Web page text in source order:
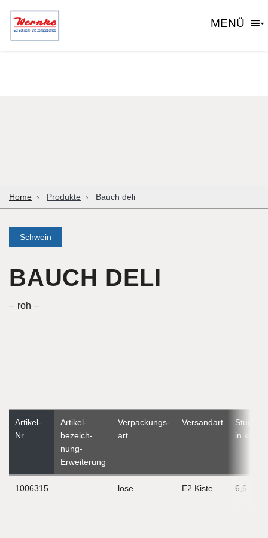
MENÜ
Home Produkte Bauch deli
Schwein
BAUCH DELI
roh
Artikel-
Nr.
Artikel­
bezeich­
nung-
Erweiterung
Verpackungs­
art
Versandart
in kg
1006315 lose E2 Kiste 6,5